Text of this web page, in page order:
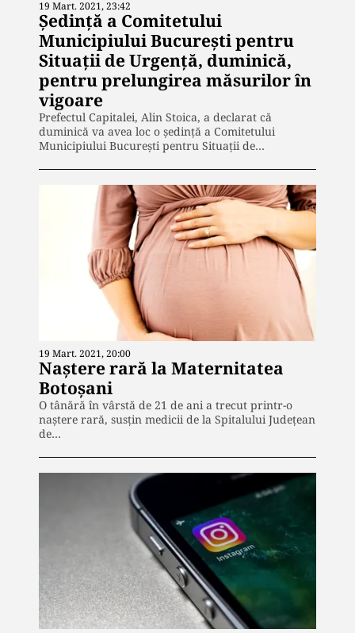
19 Mart. 2021, 23:42
Ședinţă a Comitetului
Municipiului Bucureşti pentru
Situaţii de Urgenţă, duminică,
pentru prelungirea măsurilor în
vigoare
Prefectul Capitalei, Alin Stoica, a declarat că
duminică va avea loc o şedinţă a Comitetului
Municipiului Bucureşti pentru Situaţii de…
19 Mart. 2021, 20:00
Naștere rară la Maternitatea
Botoșani
O tânără în vârstă de 21 de ani a trecut printr-o
naștere rară, susțin medicii de la Spitalului Judeţean
de…